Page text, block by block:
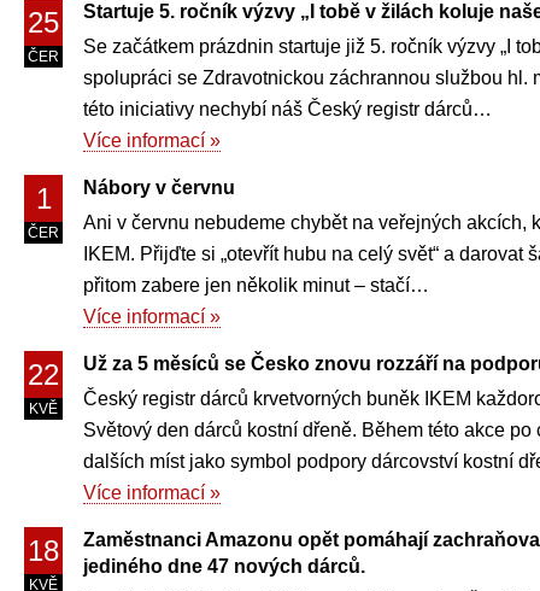
25
ČER
Startuje 5. ročník výzvy „I tobě v žilách koluje
Se začátkem prázdnin startuje již 5. ročník výzvy „I
spolupráci se Zdravotnickou záchrannou službou hl.
této iniciativy nechybí náš Český registr dárců…
Více informací »
1
ČER
Nábory v červnu
Ani v červnu nebudeme chybět na veřejných akcích,
IKEM. Přijďte si „otevřít hubu na celý svět“ a
přitom zabere jen několik minut – stačí…
Více informací »
22
KVĚ
Už za 5 měsíců se Česko znovu rozzáří na
Český registr dárců krvetvorných buněk IKEM
Světový den dárců kostní dřeně. Během této akce
dalších míst jako symbol podpory dárcovství kostní
Více informací »
18
KVĚ
Zaměstnanci Amazonu opět pomáhají
jediného dne 47 nových dárců.